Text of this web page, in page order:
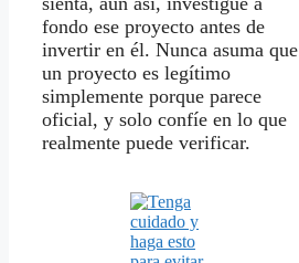
fondo ese proyecto antes de
invertir en él. Nunca asuma que
un proyecto es legítimo
simplemente porque parece
oficial, y solo confíe en lo que
realmente puede verificar.